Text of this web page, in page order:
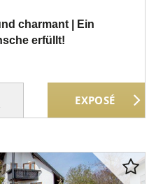
charmant | Ein
erfüllt!